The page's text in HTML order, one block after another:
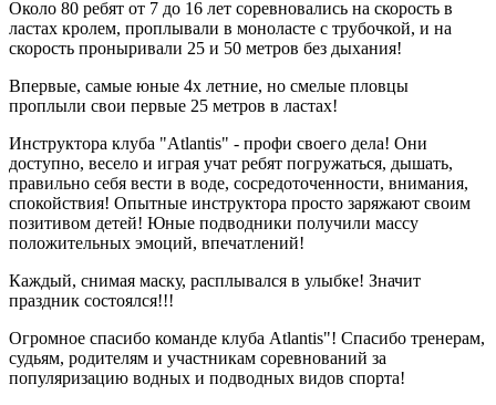
Около 80 ребят от 7 до 16 лет соревновались на скорость в
ластах кролем, проплывали в моноласте с трубочкой, и на
скорость проныривали 25 и 50 метров без дыхания!
Впервые, самые юные 4х летние, но смелые пловцы
проплыли свои первые 25 метров в ластах!
Инструктора клуба "Atlantis" - профи своего дела! Они
доступно, весело и играя учат ребят погружаться, дышать,
правильно себя вести в воде, сосредоточенности, внимания,
спокойствия! Опытные инструктора просто заряжают своим
позитивом детей! Юные подводники получили массу
положительных эмоций, впечатлений!
Каждый, снимая маску, расплывался в улыбке! Значит
праздник состоялся!!!
Огромное спасибо команде клуба Atlantis"! Спасибо тренерам,
судьям, родителям и участникам соревнований за
популяризацию водных и подводных видов спорта!